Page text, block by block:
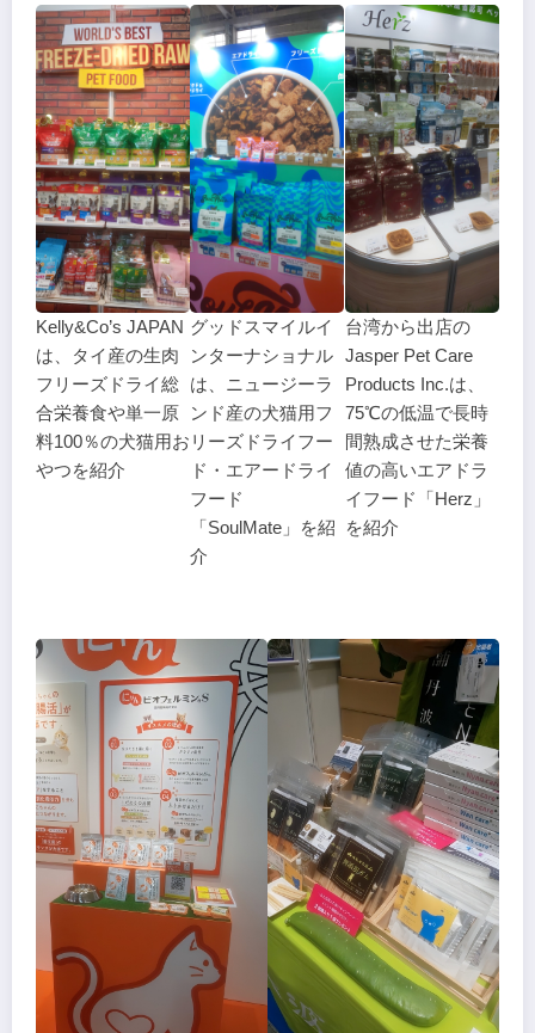
Kelly&Co’s JAPAN
は、タイ産の生肉
フリーズドライ総
合栄養食や単一原
料100％の犬猫用お
やつを紹介
グッドスマイルイ
ンターナショナル
は、ニュージーラ
ンド産の犬猫用フ
リーズドライフー
ド・エアードライ
フード
「SoulMate」を紹
介
台湾から出店の
Jasper Pet Care
Products Inc.は、
75℃の低温で長時
間熟成させた栄養
値の高いエアドラ
イフード「Herz」
を紹介